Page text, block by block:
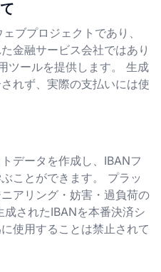
ブプロジェクトであり、
金融サービス会社ではあり
ツールを提供します。 生成
れず、実際の支払いには使
データを作成し、IBANフ
ことができます。 プラッ
アリング・妨害・過負荷の
されたIBANを本番決済シ
使用することは禁止されて